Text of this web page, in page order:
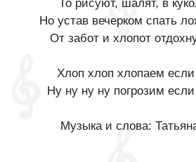
То рисуют, шалят, в
Но устав вечерком спать
От забот и хлопот
Хлоп хлоп хлопаем
Ну ну ну ну погрозим
Музыка и слова: